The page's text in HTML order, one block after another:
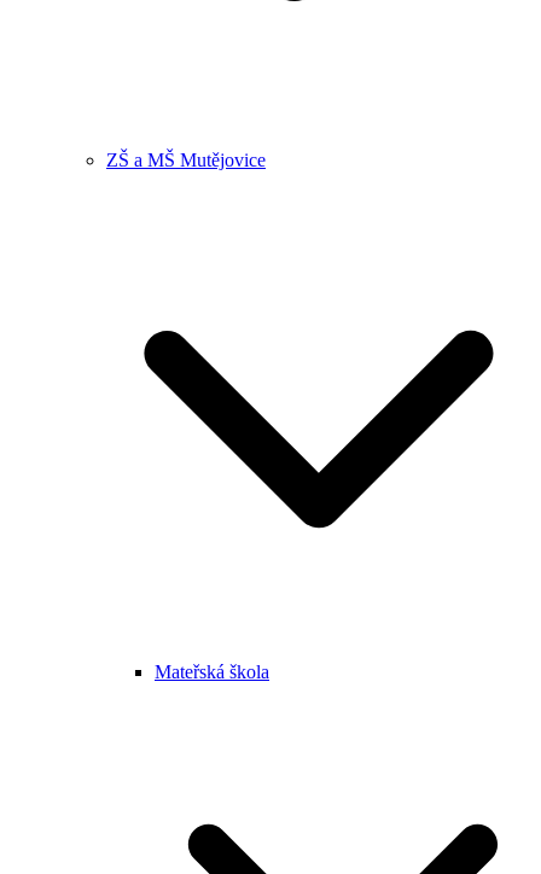
ZŠ a MŠ Mutějovice
Mateřská škola